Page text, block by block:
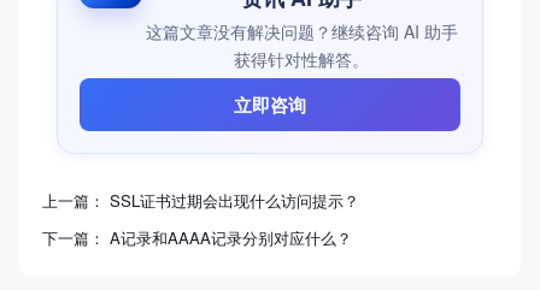
这篇文章没有解决问题？继续咨询 AI 助手
获得针对性解答。
立即咨询
上一篇：SSL证书过期会出现什么访问提示？
下一篇：A记录和AAAA记录分别对应什么？